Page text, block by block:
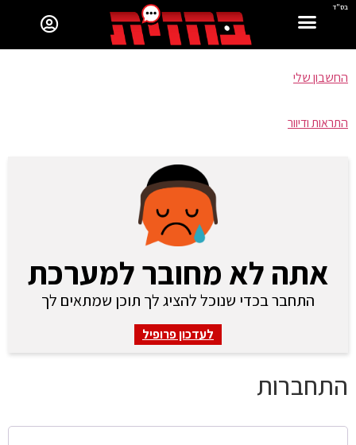
בס"ד
החשבון שלי
התראות ודיוור
אתה לא מחובר למערכת
התחבר בכדי שנוכל להציג לך תוכן שמתאים לך
לעדכון פרופיל
התחברות